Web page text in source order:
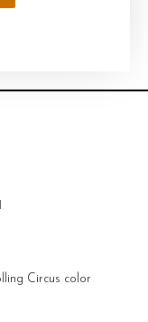
Circus color